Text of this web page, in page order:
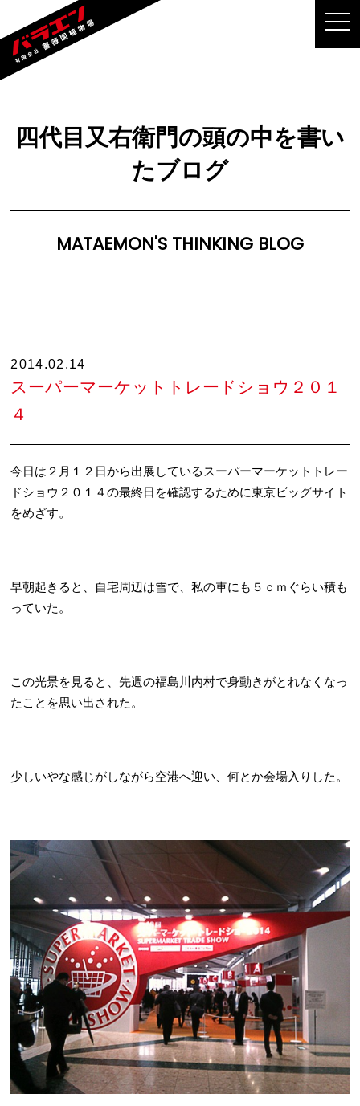
四代目又右衛門の頭の中を書い
たブログ
MATAEMON'S THINKING BLOG
2014.02.14
スーパーマーケットトレードショウ２０１
４
今日は２月１２日から出展しているスーパーマーケットトレー
ドショウ２０１４の最終日を確認するために東京ビッグサイト
をめざす。
早朝起きると、自宅周辺は雪で、私の車にも５ｃｍぐらい積も
っていた。
この光景を見ると、先週の福島川内村で身動きがとれなくなっ
たことを思い出された。
少しいやな感じがしながら空港へ迎い、何とか会場入りした。